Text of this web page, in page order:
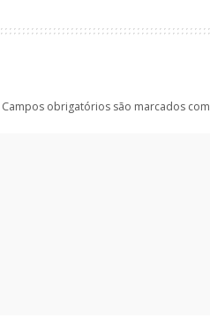
Campos obrigatórios são marcados com